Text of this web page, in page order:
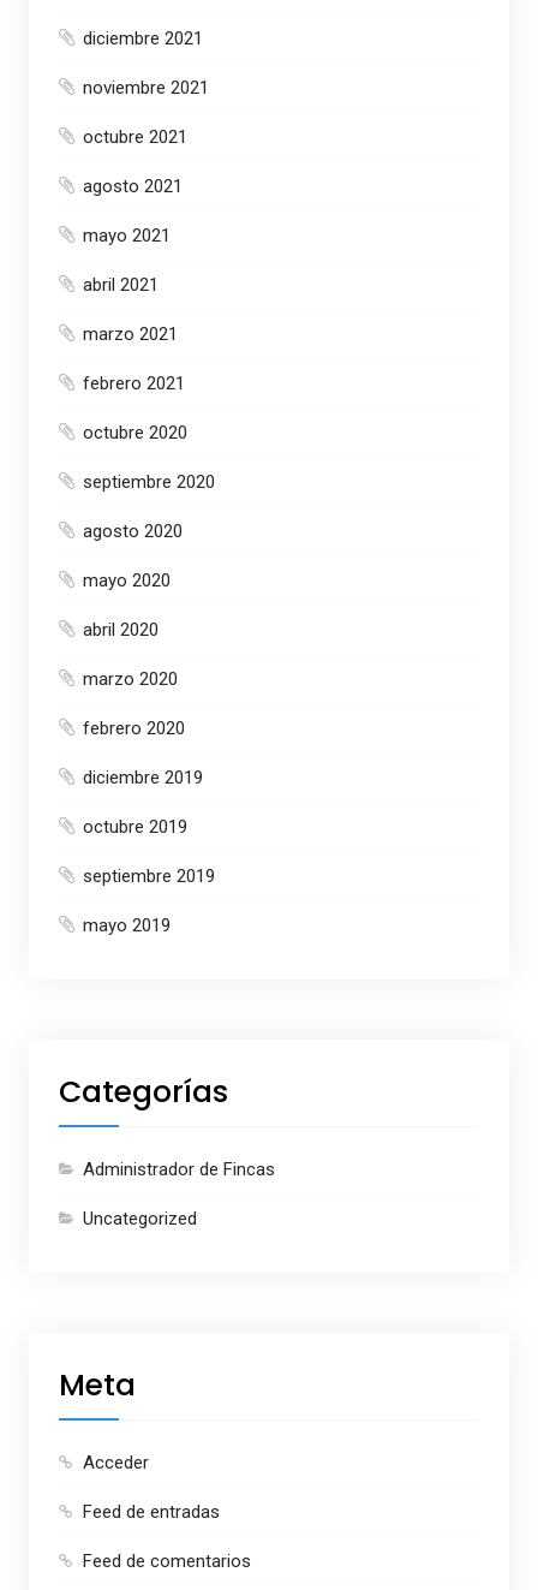
diciembre 2021
noviembre 2021
octubre 2021
agosto 2021
mayo 2021
abril 2021
marzo 2021
febrero 2021
octubre 2020
septiembre 2020
agosto 2020
mayo 2020
abril 2020
marzo 2020
febrero 2020
diciembre 2019
octubre 2019
septiembre 2019
mayo 2019
Categorías
Administrador de Fincas
Uncategorized
Meta
Acceder
Feed de entradas
Feed de comentarios